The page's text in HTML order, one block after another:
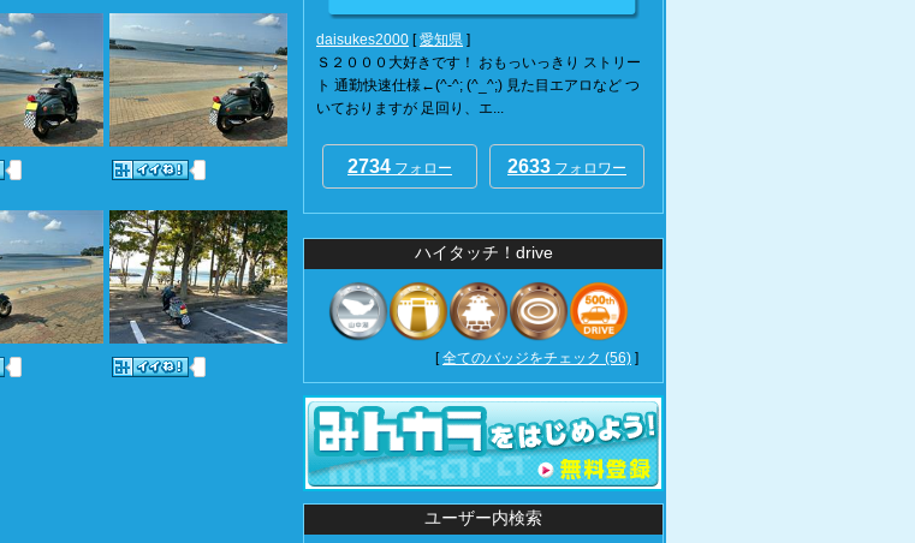
daisukes2000 [愛知県 ]
Ｓ２０００大好きです！ おもっいっきり ストリー
ト 通勤快速仕様←(^-^; (^_^;) 見た目エアロなど つ
いておりますが 足回り、エ...
2734 フォロー 2633 フォロワー
ハイタッチ！drive
[全てのバッジをチェック (56) ]
ユーザー内検索